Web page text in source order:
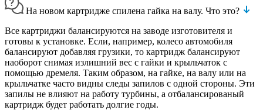
На новом картридже спилена гайка на валу. Что это?
Все картриджи балансируются на заводе изготовителя и
готовы к установке. Если, например, колесо автомобиля
балансируют добавляя грузики, то картридж балансируют
наоборот снимая излишний вес с гайки и крыльчаток с
помощью дремеля. Таким образом, на гайке, на валу или на
крыльчатке часто видны следы запилов с одной стороны. Эти
запилы не влияют на работу турбины, а отбалансированый
картридж будет работать долгие годы.